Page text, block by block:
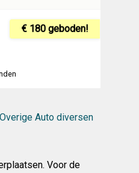
€ 180 geboden!
Overige Auto diversen
Voor de